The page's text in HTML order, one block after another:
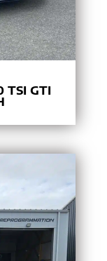
TSI GTI